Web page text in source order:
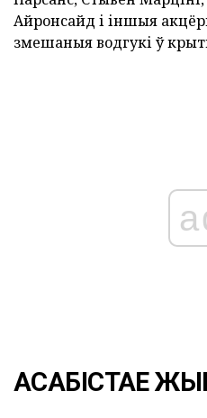
Айронсайд і іншыя
змешаныя водгукі ў
АСАБІСТАЕ